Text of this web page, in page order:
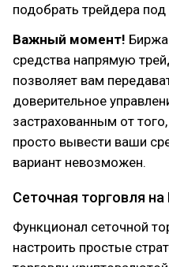
подобрать трейдера
Важный момент!
средства напрямую
позволяет вам
доверительное
застрахованным от
просто вывести ваши
вариант невозможен.
Сеточная торговля на
Функционал сеточной
настроить простые